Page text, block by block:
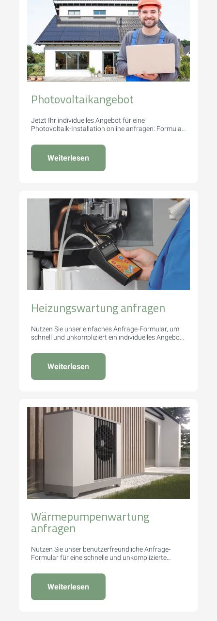
Photovoltaikangebot
Jetzt Ihr individuelles Angebot für eine
Photovoltaik-Installation online anfragen: Formular
Weiterlesen
Heizungswartung anfragen
Nutzen Sie unser einfaches Anfrage-Formular, um
schnell und unkompliziert ein individuelles Angebot
Weiterlesen
Wärmepumpenwartung
anfragen
Nutzen Sie unser benutzerfreundliche Anfrage-
Formular für eine schnelle und unkomplizierte
Weiterlesen